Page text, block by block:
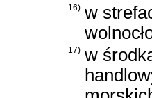
16) w
17) w